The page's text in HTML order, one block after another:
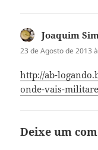
Joaquim
23 de Agosto de 2013
http://ab-
onde-vais-
Deixe um